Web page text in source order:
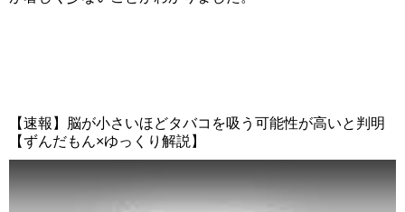
【速報】脳が小さいほどタバコを吸う可能性が高いと判明
【ずんだもん×ゆっくり解説】